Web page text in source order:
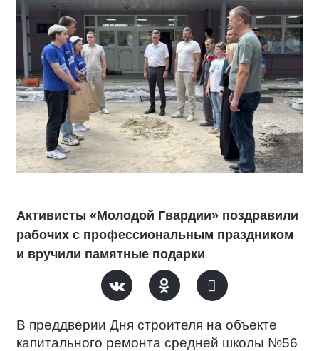
Активисты «Молодой Гвардии» поздравили
рабочих с профессиональным праздником
и вручили памятные подарки
В преддверии Дня строителя на объекте
капитального ремонта средней школы №56